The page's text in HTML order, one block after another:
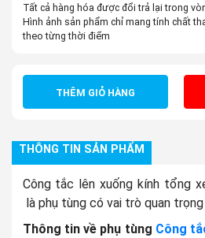
Tất cả hàng hóa được đổi trả lại trong
Hình ảnh sản phẩm chỉ mang tính chất
theo từng thời điểm
THÊM GIỎ HÀNG
THÔNG TIN SẢN PHẨM
Công tắc lên xuống kính tổng
là phụ tùng có vai trò quan
Thông tin về phụ tùng Công